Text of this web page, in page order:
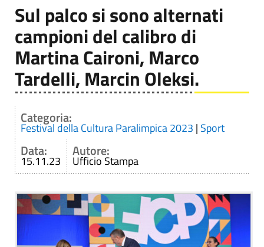
Sul palco si sono alternati
campioni del calibro di
Martina Caironi, Marco
Tardelli, Marcin Oleksi.
Categoria:
Festival della Cultura Paralimpica 2023 | Sport
Data:
15.11.23
Autore:
Ufficio Stampa